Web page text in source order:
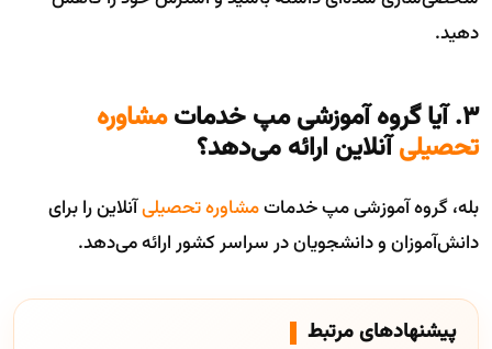
دهید.
۳. آیا گروه آموزشی مپ خدمات مشاوره
تحصیلیآنلاین ارائه می‌دهد؟
بله، گروه آموزشی مپ خدماتمشاوره تحصیلیآنلاین را برای
دانش‌آموزان و دانشجویان در سراسر کشور ارائه می‌دهد.
پیشنهادهای مرتبط